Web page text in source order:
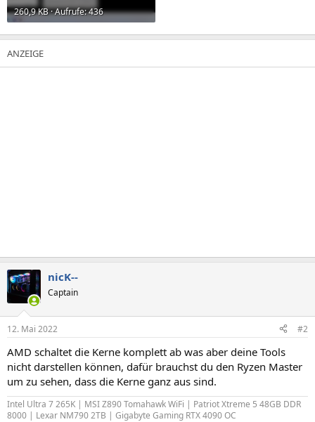
260,9 KB · Aufrufe: 436
nicK--
Captain
12. Mai 2022 #2
AMD schaltet die Kerne komplett ab was aber deine Tools
nicht darstellen können, dafür brauchst du den Ryzen Master
um zu sehen, dass die Kerne ganz aus sind.
Intel Ultra 7 265K | MSI Z890 Tomahawk WiFi | Patriot Xtreme 5 48GB DDR
8000 | Lexar NM790 2TB | Gigabyte Gaming RTX 4090 OC